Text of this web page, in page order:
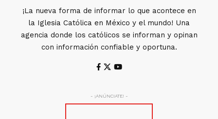
¡La nueva forma de informar lo que acontece en
la Iglesia Católica en México y el mundo! Una
agencia donde los católicos se informan y opinan
con información confiable y oportuna.
- ¡ANÚNCIATE! -